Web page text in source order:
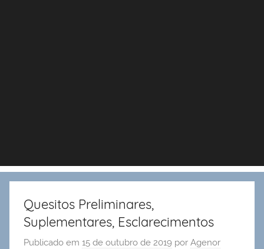
Quesitos Preliminares,
Suplementares, Esclarecimentos
Publicado em 15 de outubro de 2019 por Agenor